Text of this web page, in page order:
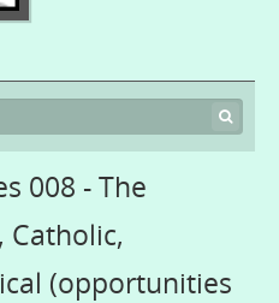
008 - The
Catholic,
(opportunities